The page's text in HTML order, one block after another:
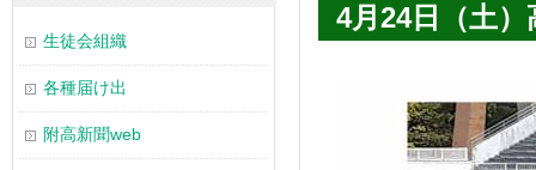
4月24日（土
生徒会組織
各種届け出
附高新聞web